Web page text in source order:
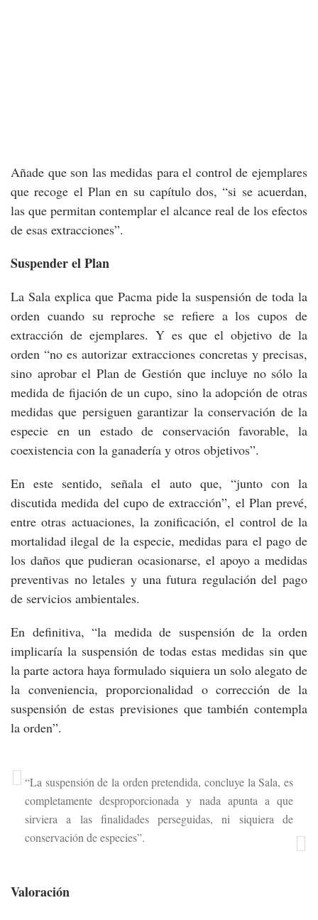
Añade que son las medidas para el control de ejemplares
que recoge el Plan en su capítulo dos, “si se acuerdan,
las que permitan contemplar el alcance real de los efectos
de esas extracciones”.
Suspender el Plan
La Sala explica que Pacma pide la suspensión de toda la
orden cuando su reproche se refiere a los cupos de
extracción de ejemplares. Y es que el objetivo de la
orden “no es autorizar extracciones concretas y precisas,
sino aprobar el Plan de Gestión que incluye no sólo la
medida de fijación de un cupo, sino la adopción de otras
medidas que persiguen garantizar la conservación de la
especie en un estado de conservación favorable, la
coexistencia con la ganadería y otros objetivos”.
En este sentido, señala el auto que, “junto con la
discutida medida del cupo de extracción”, el Plan prevé,
entre otras actuaciones, la zonificación, el control de la
mortalidad ilegal de la especie, medidas para el pago de
los daños que pudieran ocasionarse, el apoyo a medidas
preventivas no letales y una futura regulación del pago
de servicios ambientales.
En definitiva, “la medida de suspensión de la orden
implicaría la suspensión de todas estas medidas sin que
la parte actora haya formulado siquiera un solo alegato de
la conveniencia, proporcionalidad o corrección de la
suspensión de estas previsiones que también contempla
la orden”.
“La suspensión de la orden pretendida, concluye la Sala, es
completamente desproporcionada y nada apunta a que
sirviera a las finalidades perseguidas, ni siquiera de
conservación de especies”.
Valoración